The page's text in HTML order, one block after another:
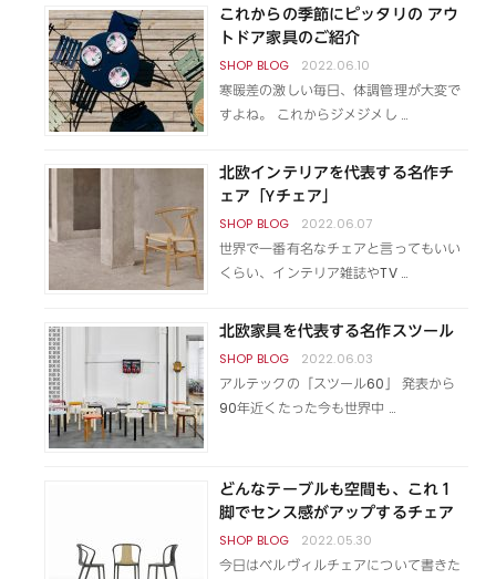
これからの季節にピッタリの アウ
トドア家具のご紹介
2022.06.10
寒暖差の激しい毎日、体調管理が大変で
すよね。 これからジメジメし …
北欧インテリアを代表する名作チ
ェア「Yチェア」
2022.06.07
世界で一番有名なチェアと言ってもいい
くらい、インテリア雑誌やTV …
北欧家具を代表する名作スツール
2022.06.03
アルテックの「スツール60」 発表から
90年近くたった今も世界中 …
どんなテーブルも空間も、これ１
脚でセンス感がアップするチェア
2022.05.30
今日はベルヴィルチェアについて書きた